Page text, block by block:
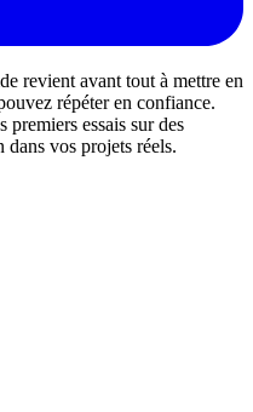
revient avant tout à mettre en
répéter en confiance.
essais sur des
dans vos projets réels.